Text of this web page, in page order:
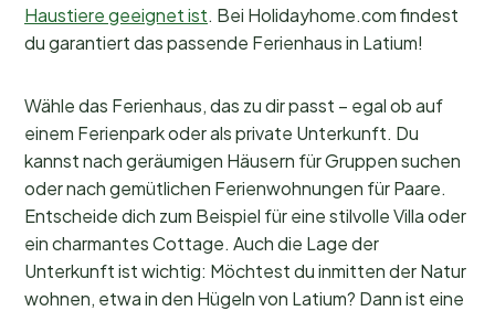
Haustiere geeignet ist. Bei Holidayhome.com findest
du garantiert das passende Ferienhaus in Latium!
Wähle das Ferienhaus, das zu dir passt – egal ob auf
einem Ferienpark oder als private Unterkunft. Du
kannst nach geräumigen Häusern für Gruppen suchen
oder nach gemütlichen Ferienwohnungen für Paare.
Entscheide dich zum Beispiel für eine stilvolle Villa oder
ein charmantes Cottage. Auch die Lage der
Unterkunft ist wichtig: Möchtest du inmitten der Natur
wohnen, etwa in den Hügeln von Latium? Dann ist eine